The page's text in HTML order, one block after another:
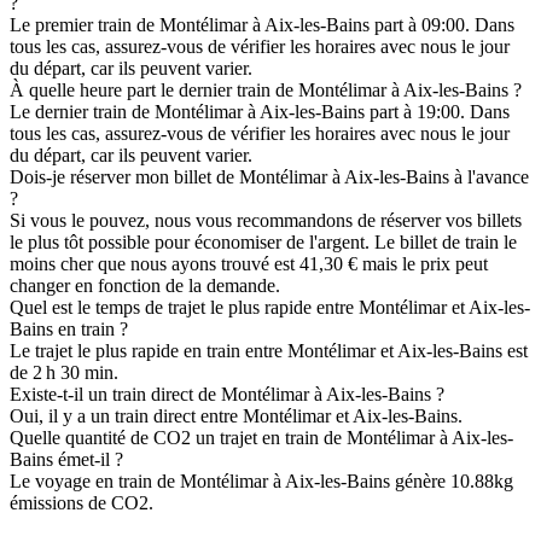
Le premier train de Montélimar à Aix-les-Bains part à 09:00. Dans
tous les cas, assurez-vous de vérifier les horaires avec nous le jour
du départ, car ils peuvent varier.
À quelle heure part le dernier train de Montélimar à Aix-les-Bains ?
Le dernier train de Montélimar à Aix-les-Bains part à 19:00. Dans
tous les cas, assurez-vous de vérifier les horaires avec nous le jour
du départ, car ils peuvent varier.
Dois-je réserver mon billet de Montélimar à Aix-les-Bains à l'avance
?
Si vous le pouvez, nous vous recommandons de réserver vos billets
le plus tôt possible pour économiser de l'argent. Le billet de train le
moins cher que nous ayons trouvé est 41,30 € mais le prix peut
changer en fonction de la demande.
Quel est le temps de trajet le plus rapide entre Montélimar et Aix-les-
Bains en train ?
Le trajet le plus rapide en train entre Montélimar et Aix-les-Bains est
de 2 h 30 min.
Existe-t-il un train direct de Montélimar à Aix-les-Bains ?
Oui, il y a un train direct entre Montélimar et Aix-les-Bains.
Quelle quantité de CO2 un trajet en train de Montélimar à Aix-les-
Bains émet-il ?
Le voyage en train de Montélimar à Aix-les-Bains génère 10.88kg
émissions de CO2.